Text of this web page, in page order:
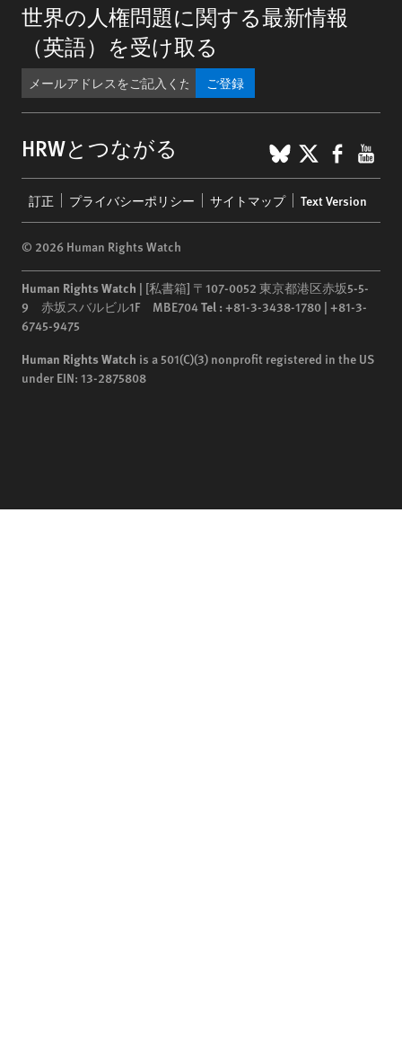
世界の人権問題に関する最新情報
（英語）を受け取る
ご登録
HRWとつながる BlueSky
X
menu
訂正 プライバシーポリシー サイトマップ Text Version
© 2026 Human Rights Watch
Human Rights Watch | [私書箱] 〒107-0052 東京都港区赤坂5-5-
9 赤坂スバルビル1F MBE704Tel :+81-3-3438-1780 | +81-3-
6745-9475
Human Rights Watch is a 501(C)(3) nonprofit registered in the US
under EIN: 13-2875808